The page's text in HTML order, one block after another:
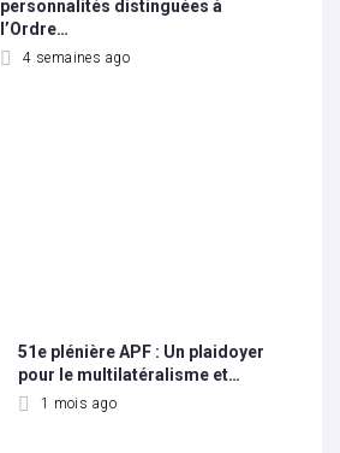
personnalités distinguées à
l’Ordre…
4 semaines ago
51e plénière APF : Un plaidoyer
pour le multilatéralisme et…
1 mois ago